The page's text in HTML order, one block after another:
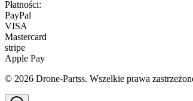
Płatności:
PayPal
VISA
Mastercard
stripe
Apple Pay
© 2026 Drone-Partss. Wszelkie prawa